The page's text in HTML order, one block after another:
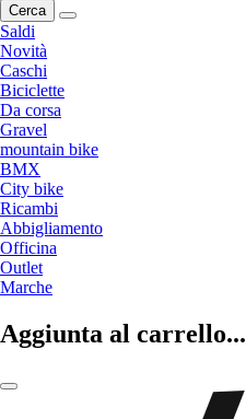
Cerca
Saldi
Novità
Caschi
Biciclette
Da corsa
Gravel
mountain bike
BMX
City bike
Ricambi
Abbigliamento
Officina
Outlet
Marche
Aggiunta al carrello...